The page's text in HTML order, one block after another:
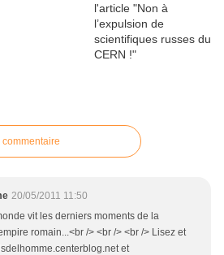
20/05/2011 11:50
vit les derniers moments de la
romain...<br /> <br /> <br /> Lisez et
et